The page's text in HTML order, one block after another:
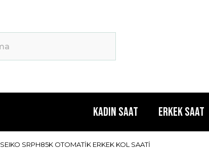
Kadın Saat Erkek Saat
SEIKO SRPH85K OTOMATİK ERKEK KOL SAATİ